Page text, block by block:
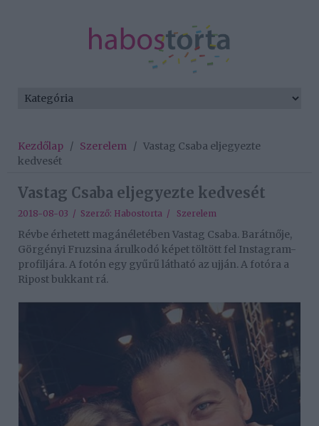
Kezdőlap / Szerelem / Vastag Csaba eljegyezte
kedvesét
Vastag Csaba eljegyezte kedvesét
2018-08-03 / Szerző: Habostorta / Szerelem
Révbe érhetett magánéletében Vastag Csaba. Barátnője,
Görgényi Fruzsina árulkodó képet töltött fel Instagram-
profiljára. A fotón egy gyűrű látható az ujján. A fotóra a
Ripost bukkant rá.